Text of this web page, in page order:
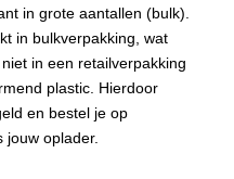
in grote aantallen (bulk).
in bulkverpakking, wat
in een retailverpakking
plastic. Hierdoor
en bestel je op
jouw oplader.